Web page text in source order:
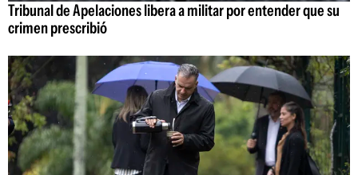
Tribunal de Apelaciones libera a militar por entender que su
crimen prescribió